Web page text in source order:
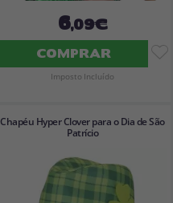
6,09€
COMPRAR
Imposto Incluído
Chapéu Hyper Clover para o Dia de São
Patrício